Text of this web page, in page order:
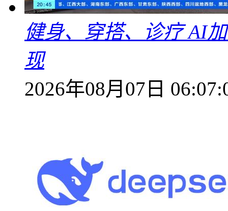
健身、穿搭、诊疗 AI
现
2026年08月07日